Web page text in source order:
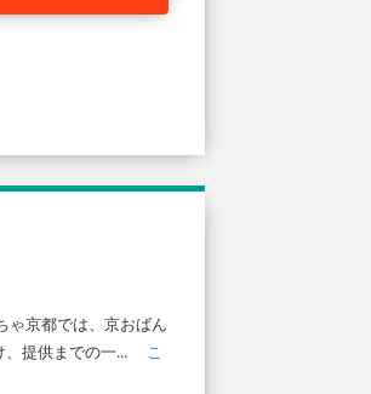
ゃ京都では、京おばん
、提供までの一... こ